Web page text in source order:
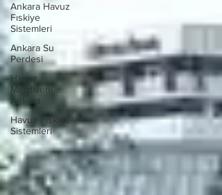
Ankara Havuz
Fıskiye
Sistemleri
Ankara Su
Perdesi
Havuz
Merdiveni
Ankara
Havuz Fıskiye
Sistemleri